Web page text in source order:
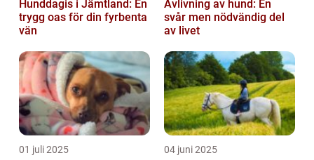
Hunddagis i Jämtland: En
trygg oas för din fyrbenta
vän
Avlivning av hund: En
svår men nödvändig del
av livet
01 juli 2025 04 juni 2025